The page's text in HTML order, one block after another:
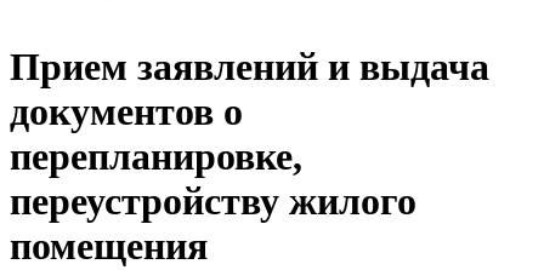
Прием заявлений и выдача
документов о
перепланировке,
переустройству жилого
помещения